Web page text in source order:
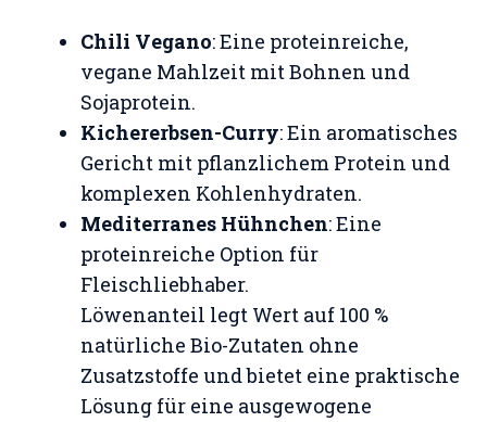
Chili Vegano: Eine proteinreiche,
vegane Mahlzeit mit Bohnen und
Sojaprotein.
Kichererbsen-Curry: Ein aromatisches
Gericht mit pflanzlichem Protein und
komplexen Kohlenhydraten.
Mediterranes Hühnchen: Eine
proteinreiche Option für
Fleischliebhaber.
Löwenanteil legt Wert auf 100 %
natürliche Bio-Zutaten ohne
Zusatzstoffe und bietet eine praktische
Lösung für eine ausgewogene